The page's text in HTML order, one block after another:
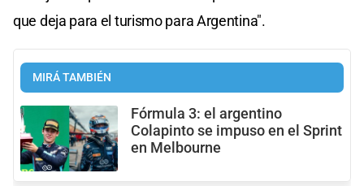
que deja para el turismo para Argentina".
MIRÁ TAMBIÉN
Fórmula 3: el argentino
Colapinto se impuso en el Sprint
en Melbourne